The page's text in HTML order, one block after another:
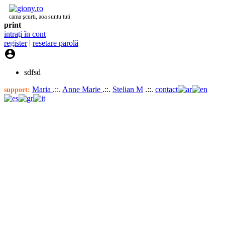
cama şcurti, aoa suntu tuti
print
intraţi în cont
register| resetare parolă

sdfsd
support: Maria .::. Anne Marie .::. Stelian M .::. contact